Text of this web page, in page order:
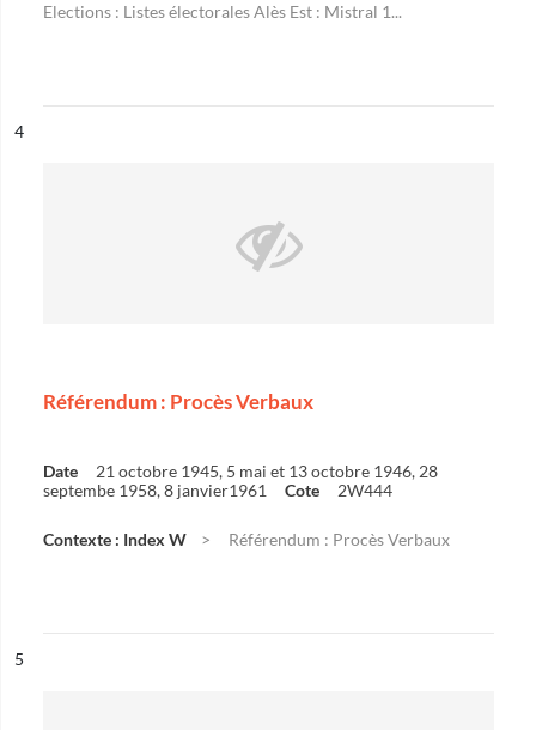
Elections : Listes électorales Alès Est : Mistral 1...
n°
4
Référendum : Procès Verbaux
Date
21 octobre 1945, 5 mai et 13 octobre 1946, 28
septembe 1958, 8 janvier1961
Cote 2W444
Contexte : Index W Référendum : Procès Verbaux
n°
5